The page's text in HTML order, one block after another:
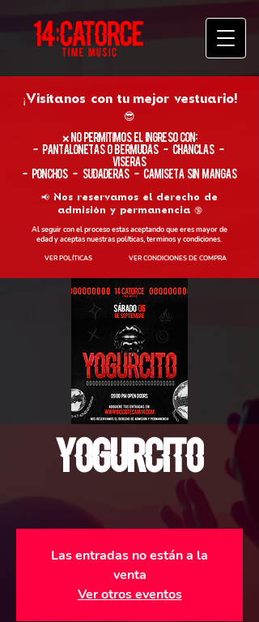
¡Visítanos con tu mejor vestuario!
😎
​❌ No permitimos el ingreso con:
- Pantalonetas o Bermudas - Chanclas -
Viseras
- Ponchos - Sudaderas - Camiseta sin Mangas
📢 Nos reservamos el derecho de
admisión y permanencia 🔞
Al seguir con el proceso estas aceptando que eres mayor de
edad y aceptas nuestras políticas, terminos y condiciones.
VER POLÍTICAS VER CONDICIONES DE COMPRA
Yogurcito
Las entradas no están a la
venta
Ver otros eventos